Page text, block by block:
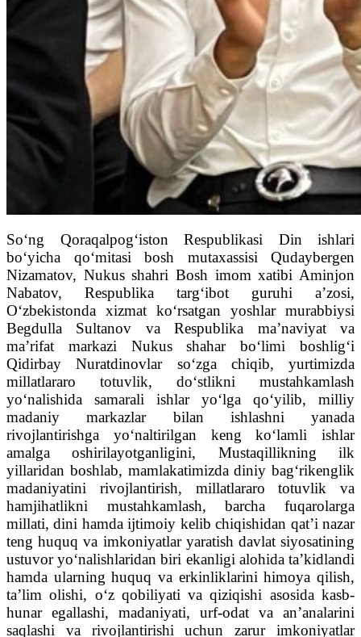
So‘ng Qoraqalpog‘iston Respublikasi Din ishlari
bo‘yicha qo‘mitasi bosh mutaxassisi Qudaybergen
Nizamatov, Nukus shahri Bosh imom xatibi Aminjon
Nabatov, Respublika targ‘ibot guruhi a’zosi,
O‘zbekistonda xizmat ko‘rsatgan yoshlar murabbiysi
Begdulla Sultanov va Respublika ma’naviyat va
ma’rifat markazi Nukus shahar bo‘limi boshlig‘i
Qidirbay Nuratdinovlar so‘zga chiqib, yurtimizda
millatlararo totuvlik, do‘stlikni mustahkamlash
yo‘nalishida samarali ishlar yo‘lga qo‘yilib, milliy
madaniy markazlar bilan ishlashni yanada
rivojlantirishga yo‘naltirilgan keng ko‘lamli ishlar
amalga oshirilayotganligini, Mustaqillikning ilk
yillaridan boshlab, mamlakatimizda diniy bag‘rikenglik
madaniyatini rivojlantirish, millatlararo totuvlik va
hamjihatlikni mustahkamlash, barcha fuqarolarga
millati, dini hamda ijtimoiy kelib chiqishidan qat’i nazar
teng huquq va imkoniyatlar yaratish davlat siyosatining
ustuvor yo‘nalishlaridan biri ekanligi alohida ta’kidlandi
hamda ularning huquq va erkinliklarini himoya qilish,
ta’lim olishi, o‘z qobiliyati va qiziqishi asosida kasb-
hunar egallashi, madaniyati, urf-odat va an’analarini
saqlashi va rivojlantirishi uchun zarur imkoniyatlar